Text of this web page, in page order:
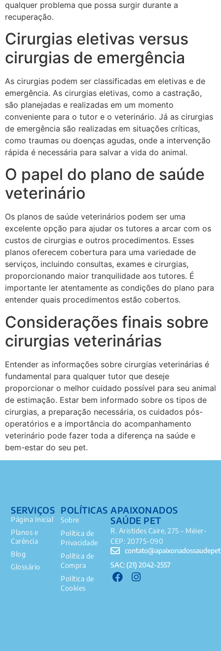
qualquer problema que possa surgir durante a
recuperação.
Cirurgias eletivas versus
cirurgias de emergência
As cirurgias podem ser classificadas em eletivas e de
emergência. As cirurgias eletivas, como a castração,
são planejadas e realizadas em um momento
conveniente para o tutor e o veterinário. Já as cirurgias
de emergência são realizadas em situações críticas,
como traumas ou doenças agudas, onde a intervenção
rápida é necessária para salvar a vida do animal.
O papel do plano de saúde
veterinário
Os planos de saúde veterinários podem ser uma
excelente opção para ajudar os tutores a arcar com os
custos de cirurgias e outros procedimentos. Esses
planos oferecem cobertura para uma variedade de
serviços, incluindo consultas, exames e cirurgias,
proporcionando maior tranquilidade aos tutores. É
importante ler atentamente as condições do plano para
entender quais procedimentos estão cobertos.
Considerações finais sobre
cirurgias veterinárias
Entender as informações sobre cirurgias veterinárias é
fundamental para qualquer tutor que deseje
proporcionar o melhor cuidado possível para seu animal
de estimação. Estar bem informado sobre os tipos de
cirurgias, a preparação necessária, os cuidados pós-
operatórios e a importância do acompanhamento
veterinário pode fazer toda a diferença na saúde e
bem-estar do seu pet.
POLÍTICAS
Sobre
Política de
Privacidade
Política de
Compra
Política de
Cookies
SERVIÇOS
Página Inicial
Planos e
Carência
Blog
Glossário
APAIXONADOS
SAÚDE PET
R. Aristides Caire, 275 – Méier-
CEP: 20775-090
SAC: (21) 2042-2557